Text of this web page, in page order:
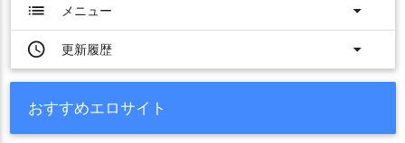
list
メニュー
arrow_drop_down
access_time
更新履歴 arrow_drop_down
おすすめエロサイト